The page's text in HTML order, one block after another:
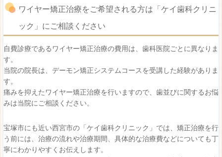
ワイヤー矯正治療をご希望される方は「ケイ歯科クリニ
ック」にご相談ください
自費診療であるワイヤー矯正治療の費用は、歯科医院ごとに異なりま
す。
当院の院長は、デーモン矯正システムコースを受講した経験がありま
す。
痛みを抑えたワイヤー矯正治療を行いますので、歯並びに関するお悩
みは当院にご相談ください。
宝塚市にも近い西宮市の「ケイ歯科クリニック」では、矯正治療を行
う前には、治療の流れや治療期間、具体的な治療費などについても丁
寧にわかりやすくお伝えします。